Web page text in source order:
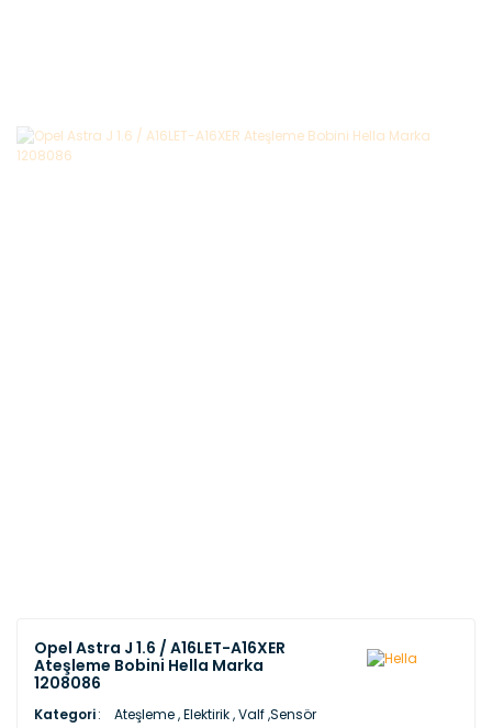
Opel Astra J 1.6 / A16LET-A16XER
Ateşleme Bobini Hella Marka
1208086
Kategori
Ateşleme , Elektirik , Valf ,Sensör